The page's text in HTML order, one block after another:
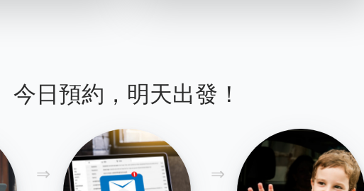
今日預約，明天出發！